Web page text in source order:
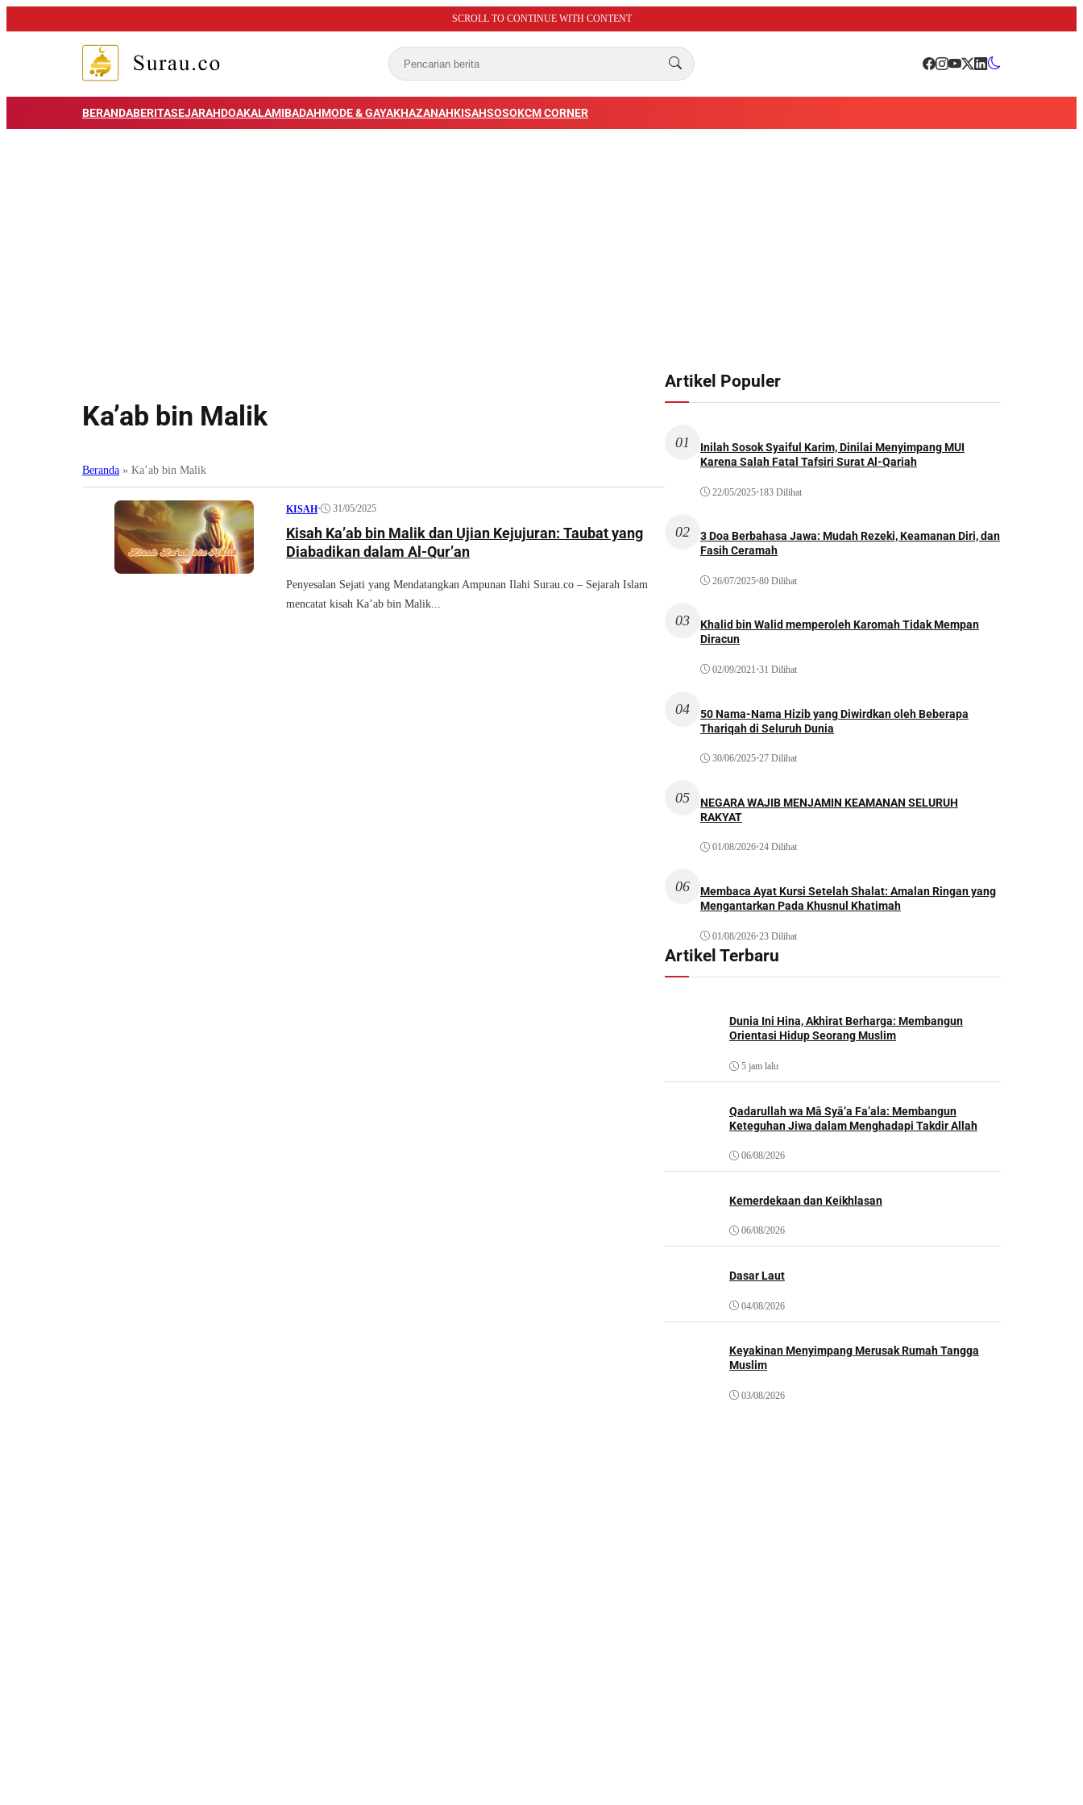
SCROLL TO CONTINUE WITH CONTENT
BERANDABERITASEJARAHDOAKALAMIBADAHMODE & GAYAKHAZANAHKISAHSOSOKCM CORNER
Ka’ab bin Malik
Beranda » Ka’ab bin Malik
KISAH• 31/05/2025
Kisah Ka’ab bin Malik dan Ujian Kejujuran: Taubat yang
Diabadikan dalam Al-Qur’an
Penyesalan Sejati yang Mendatangkan Ampunan Ilahi Surau.co – Sejarah Islam
mencatat kisah Ka’ab bin Malik...
Artikel Populer
01
Inilah Sosok Syaiful Karim, Dinilai Menyimpang MUI
Karena Salah Fatal Tafsiri Surat Al-Qariah
22/05/2025•183 Dilihat
02
3 Doa Berbahasa Jawa: Mudah Rezeki, Keamanan Diri, dan
Fasih Ceramah
26/07/2025•80 Dilihat
03
Khalid bin Walid memperoleh Karomah Tidak Mempan
Diracun
02/09/2021•31 Dilihat
04
50 Nama-Nama Hizib yang Diwirdkan oleh Beberapa
Thariqah di Seluruh Dunia
30/06/2025•27 Dilihat
05
NEGARA WAJIB MENJAMIN KEAMANAN SELURUH
RAKYAT
01/08/2026•24 Dilihat
06
Membaca Ayat Kursi Setelah Shalat: Amalan Ringan yang
Mengantarkan Pada Khusnul Khatimah
01/08/2026•23 Dilihat
Artikel Terbaru
Dunia Ini Hina, Akhirat Berharga: Membangun
Orientasi Hidup Seorang Muslim
5 jam lalu
Qadarullah wa Mā Syā’a Fa’ala: Membangun
Keteguhan Jiwa dalam Menghadapi Takdir Allah
06/08/2026
Kemerdekaan dan Keikhlasan
06/08/2026
Dasar Laut
04/08/2026
Keyakinan Menyimpang Merusak Rumah Tangga
Muslim
03/08/2026